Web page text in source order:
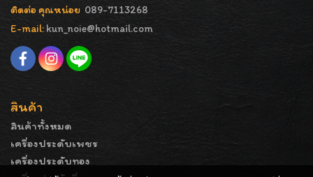
ติดต่อ คุณหน่อย 089-7113268
E-mail: kun_noie@hotmail.com
สินค้า
สินค้าทั้งหมด
เครื่องประดับเพชร
เครื่องประดับทอง